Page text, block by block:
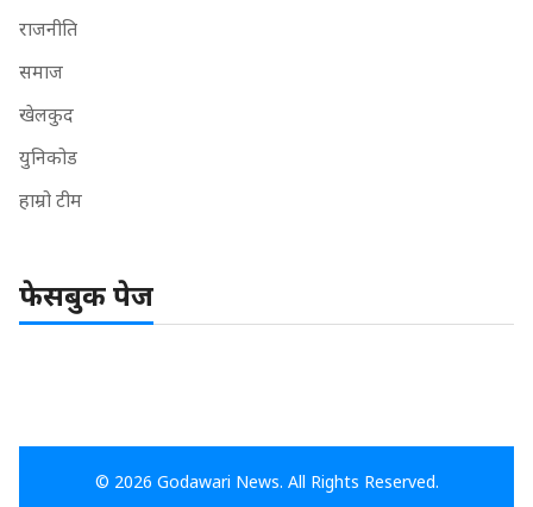
राजनीति
समाज
खेलकुद
युनिकोड
हाम्रो टीम
फेसबुक पेज
© 2026 Godawari News. All Rights Reserved.